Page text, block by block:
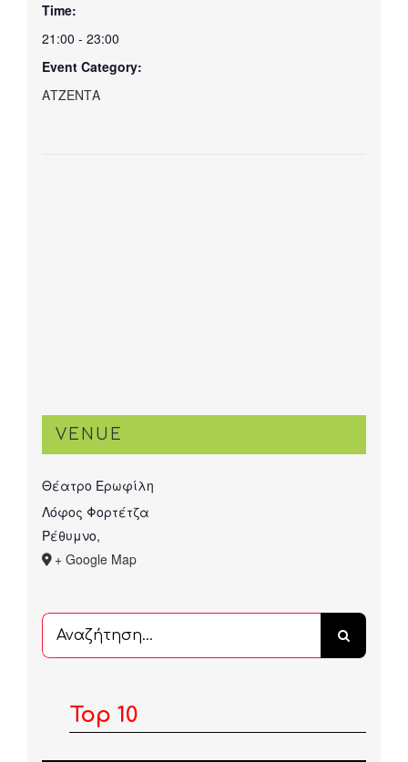
Time:
21:00 - 23:00
Event Category:
ΑΤΖΕΝΤΑ
VENUE
Θέατρο Ερωφίλη
Λόφος Φορτέτζα
Ρέθυμνο,
+ Google Map
Αναζήτηση
...
Top 10